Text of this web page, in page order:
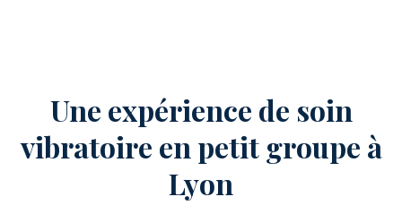
Une expérience de soin
vibratoire en petit groupe à
Lyon